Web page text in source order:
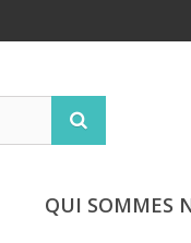
QUI SOMMES